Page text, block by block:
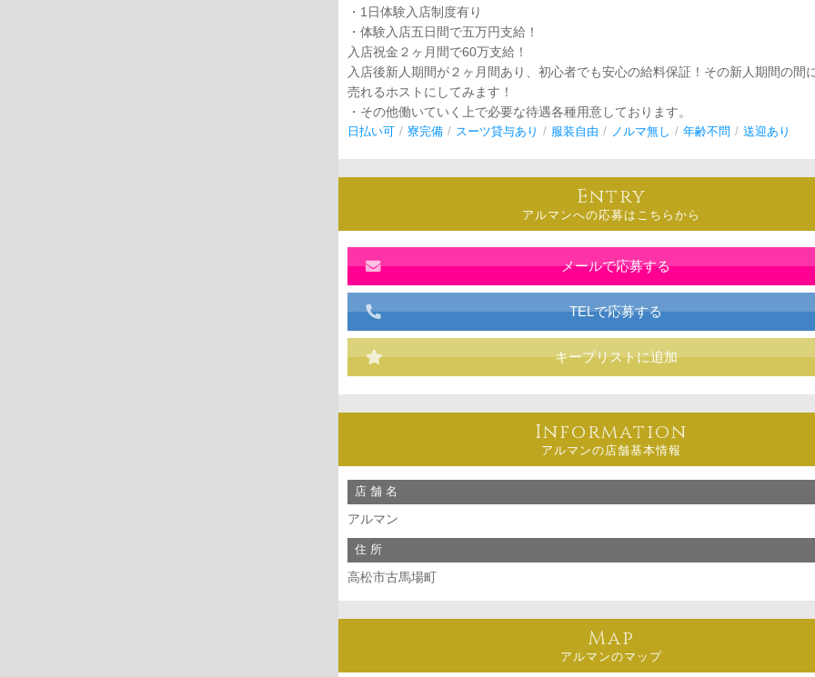
・1日体験入店制度有り
・体験入店五日間で五万円支給！
入店祝金２ヶ月間で60万支給！
入店後新人期間が２ヶ月間あり、初心者でも安心の給料保証！その新人期間の間
売れるホストにしてみます！
・その他働いていく上で必要な待遇各種用意しております。
日払い可 寮完備 スーツ貸与あり 服装自由 ノルマ無し 年齢不問 送迎あり
Entry
アルマンへの応募はこちらから
メールで応募する
TELで応募する
キープリストに追加
Information
アルマンの店舗基本情報
店 舗 名
アルマン
住 所
高松市古馬場町
Map
アルマンのマップ